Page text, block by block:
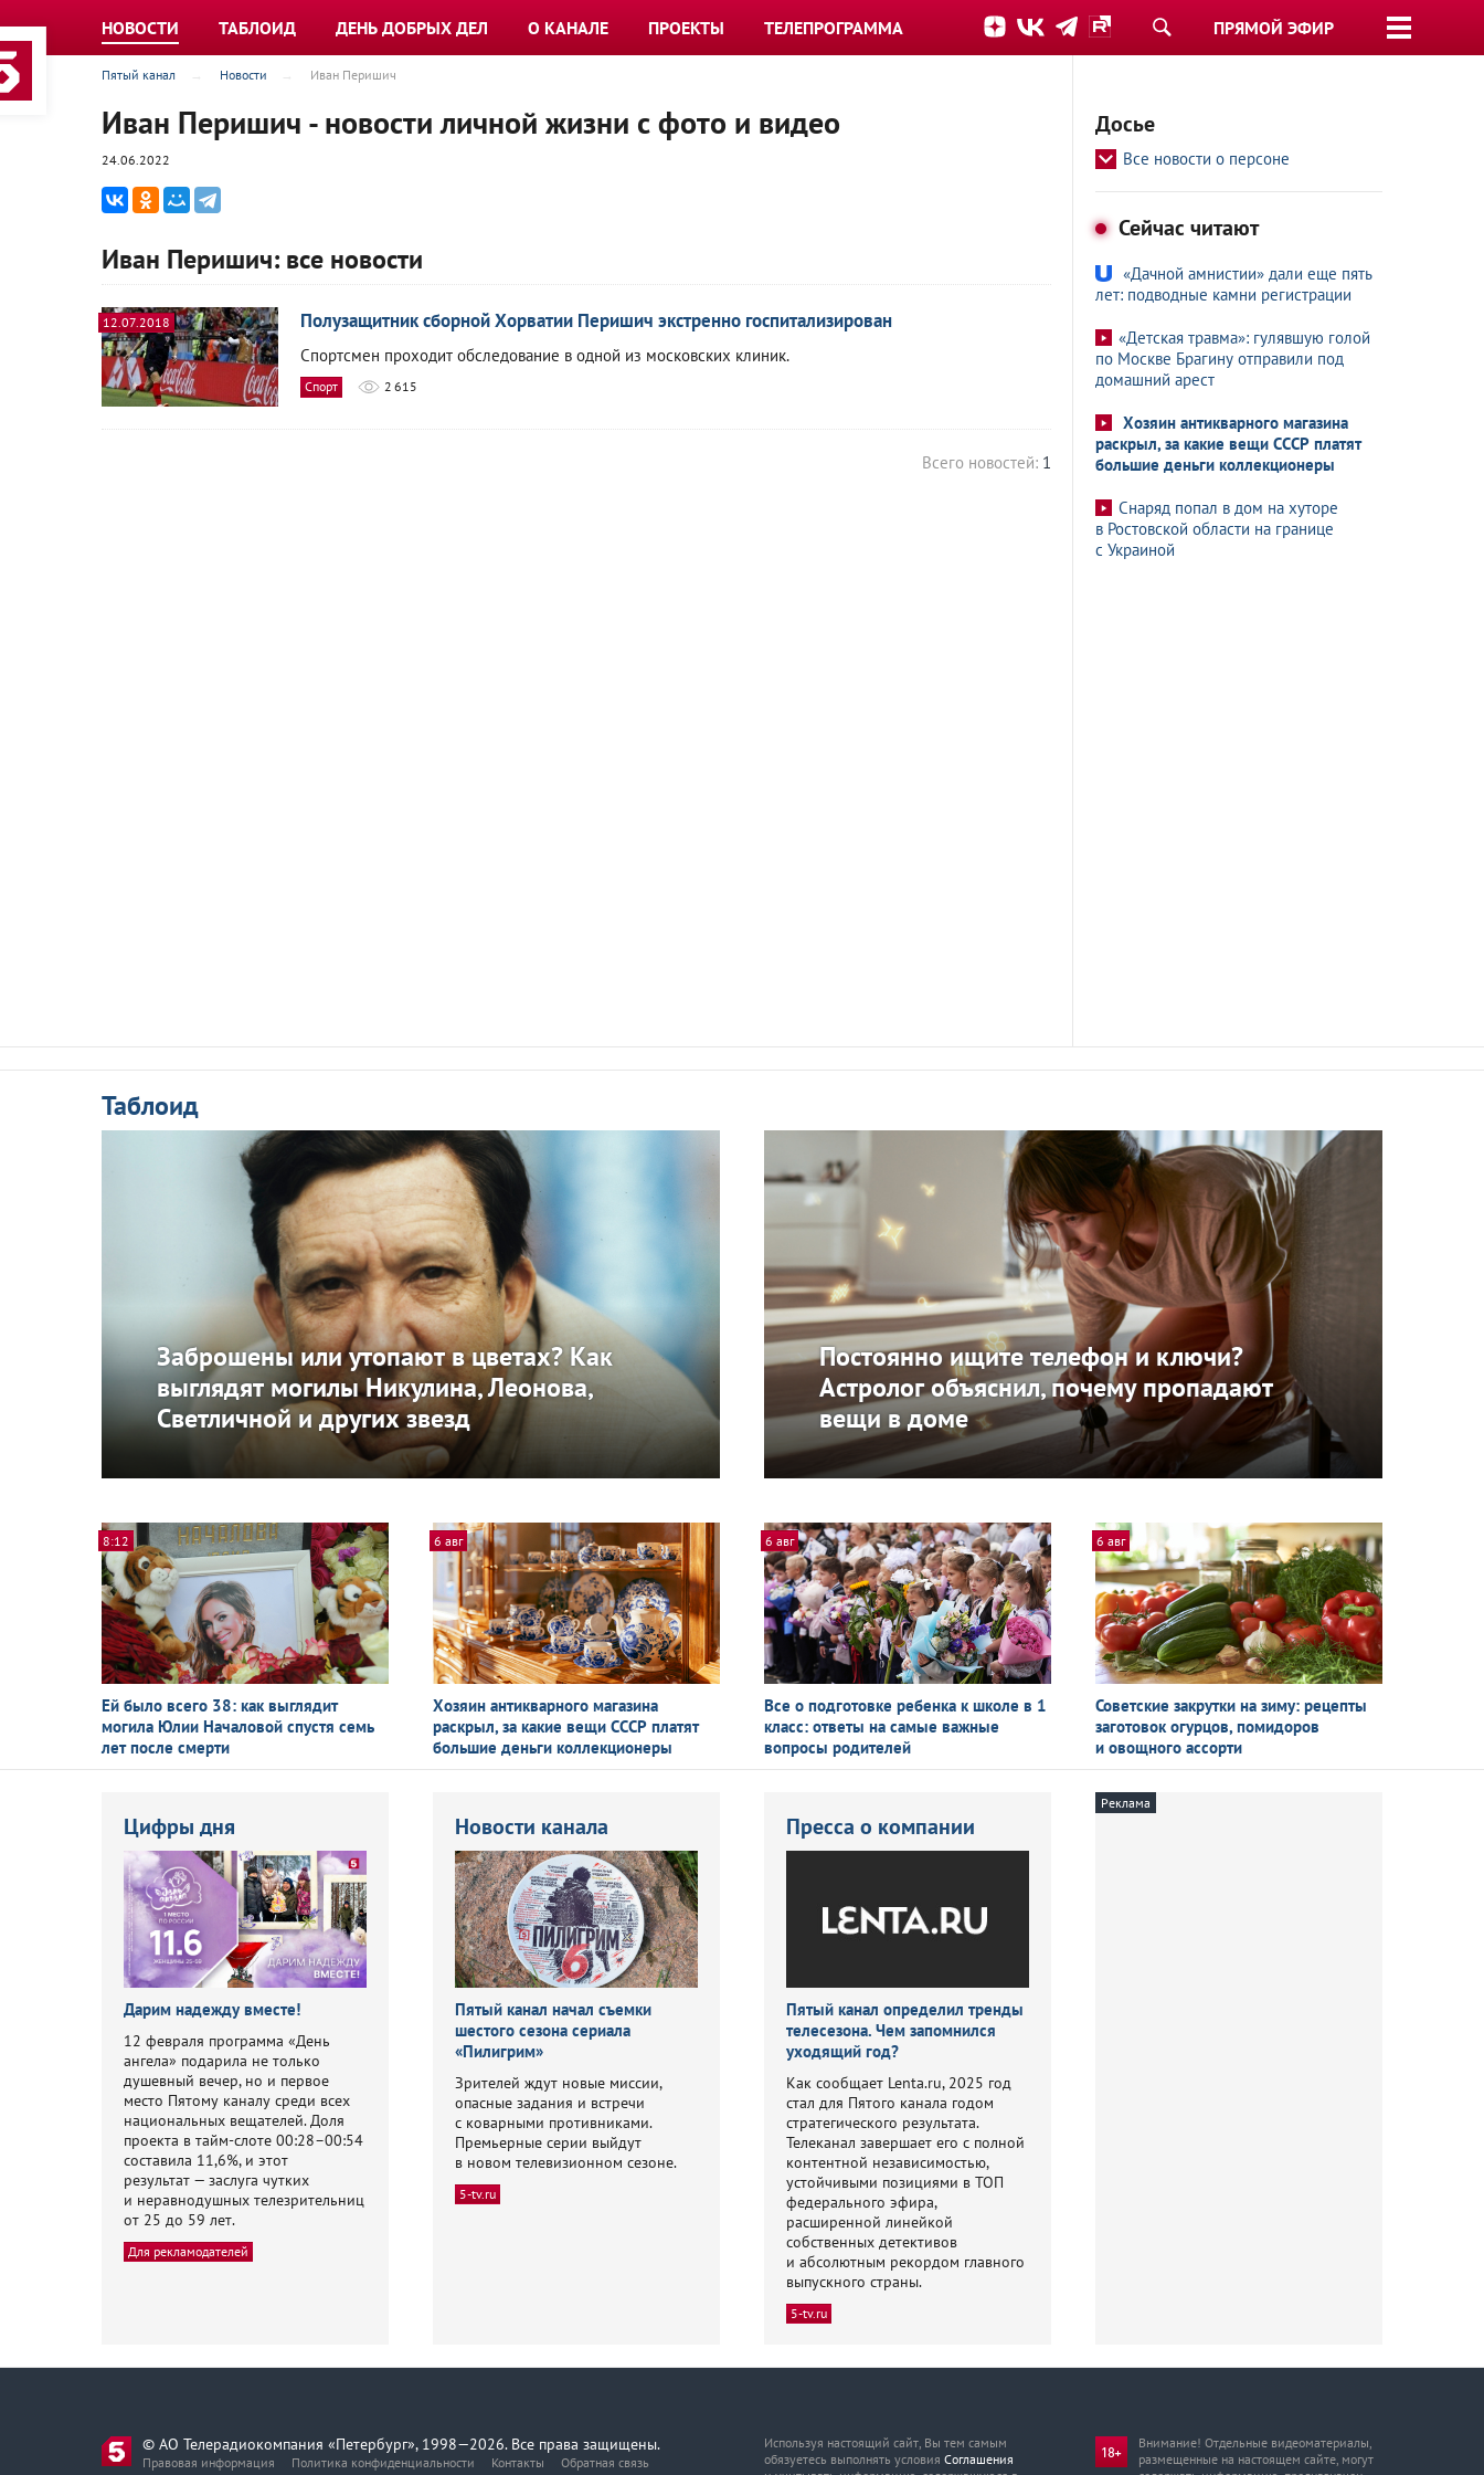
ПРЯМОЙ ЭФИР
НОВОСТИ ТАБЛОИД ДЕНЬ ДОБРЫХ ДЕЛ О КАНАЛЕ ПРОЕКТЫ ТЕЛЕПРОГРАММА
Пятый канал Новости Иван Перишич
Иван Перишич - новости личной жизни с фото и видео
24.06.2022
Иван Перишич: все новости
12.07.2018 Полузащитник сборной Хорватии Перишич экстренно госпитализирован
Спортсмен проходит обследование в одной из московских клиник.
Спорт 2 615
Всего новостей: 1
Досье
Все новости о персоне
Сейчас читают
«Дачной амнистии» дали еще пять
лет: подводные камни регистрации
«Детская травма»: гулявшую голой
по Москве Брагину отправили под
домашний арест
Хозяин антикварного магазина
раскрыл, за какие вещи СССР платят
большие деньги коллекционеры
Снаряд попал в дом на хуторе
в Ростовской области на границе
с Украиной
Таблоид
Заброшены или утопают в цветах? Как
выглядят могилы Никулина, Леонова,
Светличной и других звезд
Постоянно ищите телефон и ключи?
Астролог объяснил, почему пропадают
вещи в доме
8:12
Ей было всего 38: как выглядит
могила Юлии Началовой спустя семь
лет после смерти
6 авг
Хозяин антикварного магазина
раскрыл, за какие вещи СССР платят
большие деньги коллекционеры
6 авг
Все о подготовке ребенка к школе в 1
класс: ответы на самые важные
вопросы родителей
6 авг
Советские закрутки на зиму: рецепты
заготовок огурцов, помидоров
и овощного ассорти
Цифры дня
Дарим надежду вместе!
12 февраля программа «День
ангела» подарила не только
душевный вечер, но и первое
место Пятому каналу среди всех
национальных вещателей. Доля
проекта в тайм-слоте 00:28–00:54
составила 11,6%, и этот
результат — заслуга чутких
и неравнодушных телезрительниц
от 25 до 59 лет.
Для рекламодателей
Новости канала
Пятый канал начал съемки
шестого сезона сериала
«Пилигрим»
Зрителей ждут новые миссии,
опасные задания и встречи
с коварными противниками.
Премьерные серии выйдут
в новом телевизионном сезоне.
5-tv.ru
Пресса о компании
Пятый канал определил тренды
телесезона. Чем запомнился
уходящий год?
Как сообщает Lenta.ru, 2025 год
стал для Пятого канала годом
стратегического результата.
Телеканал завершает его с полной
контентной независимостью,
устойчивыми позициями в ТОП
федерального эфира,
расширенной линейкой
собственных детективов
и абсолютным рекордом главного
выпускного страны.
5-tv.ru
Реклама
© АО Телерадиокомпания «Петербург», 1998—2026. Все права защищены.
Правовая информация Политика конфиденциальности Контакты Обратная связь
Используя настоящий сайт, Вы тем самым
обязуетесь выполнять условия Соглашения
Внимание! Отдельные видеоматериалы,
размещенные на настоящем сайте, могут